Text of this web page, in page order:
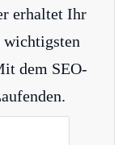
erhaltet Ihr
wichtigsten
dem SEO-